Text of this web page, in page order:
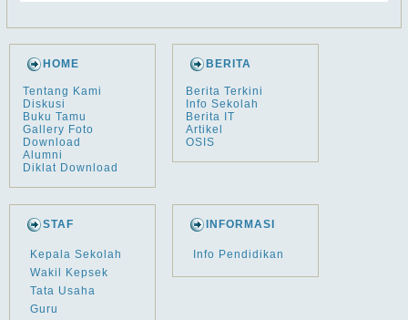
HOME
Tentang Kami
Diskusi
Buku Tamu
Gallery Foto
Download
Alumni
Diklat Download
BERITA
Berita Terkini
Info Sekolah
Berita IT
Artikel
OSIS
STAF
Kepala Sekolah
Wakil Kepsek
Tata Usaha
Guru
INFORMASI
Info Pendidikan